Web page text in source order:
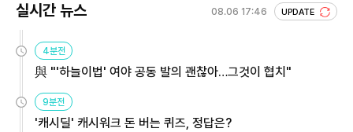
실시간 뉴스 08.06 17:46 UPDATE
4분전
與 "'하늘이법' 여야 공동 발의 괜찮아…그것이 협치"
9분전
'캐시딜' 캐시워크 돈 버는 퀴즈, 정답은?